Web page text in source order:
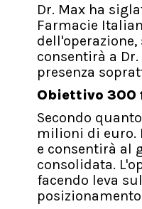
Dr. Max ha
Farmacie
consentirà a
presenza
Obiettivo 300
Secondo
milioni di euro.
e consentirà al
consolidata.
facendo leva